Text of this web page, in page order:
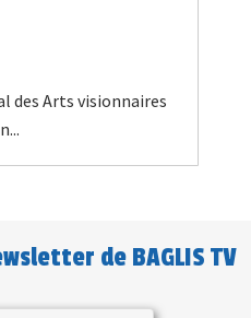
des Arts visionnaires
de BAGLIS TV